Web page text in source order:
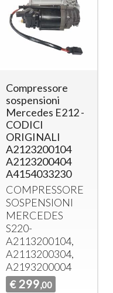
Compressore
sospensioni
Mercedes E212 -
CODICI
ORIGINALI
A2123200104
A2123200404
A4154033230
COMPRESSORE
SOSPENSIONI
MERCEDES
S220-
A2113200104,
A2113200304,
A2193200004
€ 299,00